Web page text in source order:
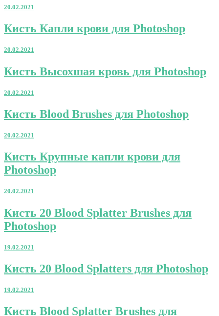
Photoshop
20.02.2021
Кисть
Капли
для
Кисть Капли крови для Photoshop
20.02.2021
Кисть
Высохшая
для
Кисть Высохшая кровь для Photoshop
20.02.2021
Кисть
Blood
для
Кисть Blood Brushes для Photoshop
20.02.2021
Кисть
Крупные
капли
для
Кисть Крупные капли крови для
Photoshop
20.02.2021
Кисть
20
Blood
Brushes
Photoshop
Кисть 20 Blood Splatter Brushes для
Photoshop
19.02.2021
Кисть
20
Splatters
Photoshop
Кисть 20 Blood Splatters для Photoshop
19.02.2021
Кисть
Кисть Blood Splatter Brushes для